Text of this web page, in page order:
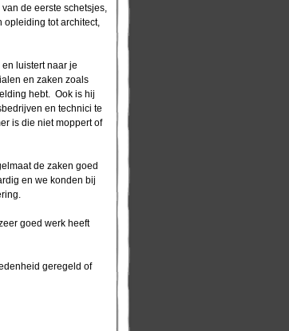
de eerste schetsjes,
opleiding tot architect,
luistert naar je
en zaken zoals
hebt. Ook is hij
en technici te
is die niet moppert of
de zaken goed
en we konden bij
goed werk heeft
geregeld of